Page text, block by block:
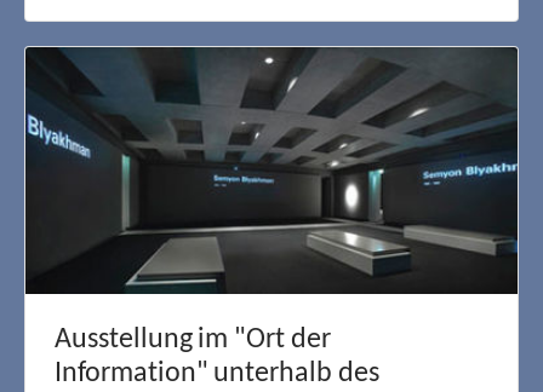
Ausstellung im "Ort der
Information" unterhalb des